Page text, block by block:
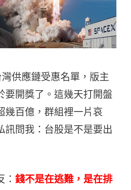
供應鏈受惠名單，版主
要開獎了。這幾天打開盤
幾百億，群組裡一片哀
訊問我：台股是不是要出
錢不是在逃難，是在排